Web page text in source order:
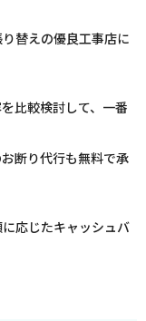
替えの優良工事店に
比較検討して、一番
断り代行も無料で承
応じたキャッシュバ